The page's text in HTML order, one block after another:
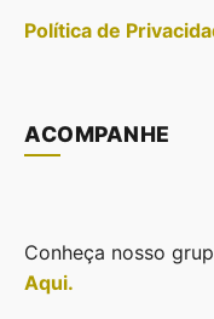
Política de
ACOMPANHE
Conheça nosso
Aqui.